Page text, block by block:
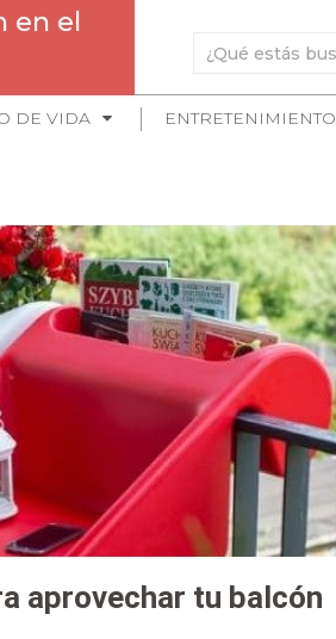
en el
DE VIDA ENTRETENIMIENTO
aprovechar tu balcón